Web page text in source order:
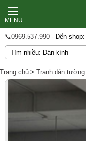
MENU
📞0969.537.990 - Đến shop:
Trang chủ > Tranh dán tường